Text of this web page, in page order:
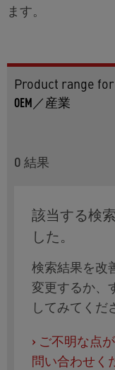
ます。
Product range for
OEM／産業
0 結果
該当する検
した。
検索結果を改
変更するか、
してみてくだ
› ご不明な点
問い合わせく